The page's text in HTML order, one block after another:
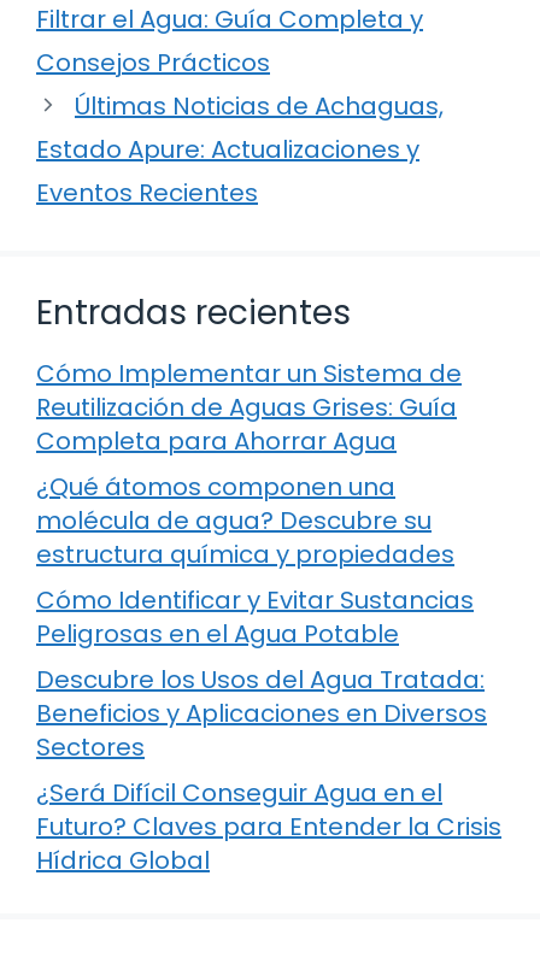
Filtrar el Agua: Guía Completa y
Consejos Prácticos
Últimas Noticias de Achaguas,
Estado Apure: Actualizaciones y
Eventos Recientes
Entradas recientes
Cómo Implementar un Sistema de
Reutilización de Aguas Grises: Guía
Completa para Ahorrar Agua
¿Qué átomos componen una
molécula de agua? Descubre su
estructura química y propiedades
Cómo Identificar y Evitar Sustancias
Peligrosas en el Agua Potable
Descubre los Usos del Agua Tratada:
Beneficios y Aplicaciones en Diversos
Sectores
¿Será Difícil Conseguir Agua en el
Futuro? Claves para Entender la Crisis
Hídrica Global